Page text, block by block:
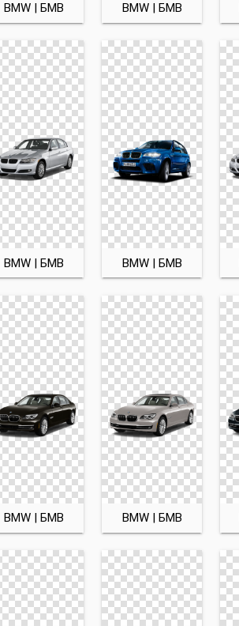
BMW | БМВ BMW | БМВ
BMW | БМВ BMW | БМВ
BMW | БМВ BMW | БМВ